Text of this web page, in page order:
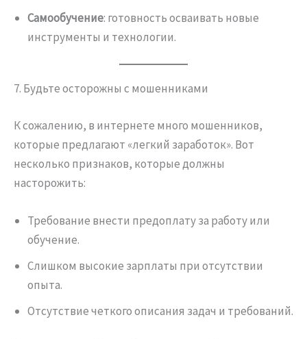
Самообучение: готовность осваивать новые
инструменты и технологии.
7. Будьте осторожны с мошенниками
К сожалению, в интернете много мошенников,
которые предлагают «легкий заработок». Вот
несколько признаков, которые должны
насторожить:
Требование внести предоплату за работу или
обучение.
Слишком высокие зарплаты при отсутствии
опыта.
Отсутствие четкого описания задач и требований.